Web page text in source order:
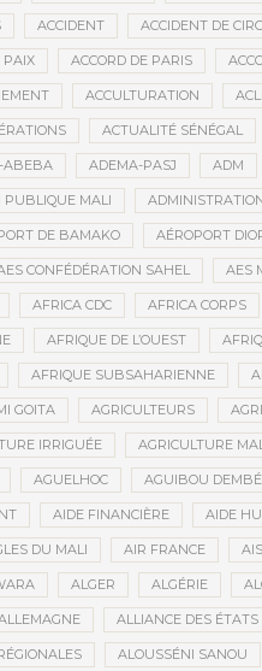
ACCIDENT ACCIDENT DE
PAIX ACCORD DE PARIS
ACCULTURATION
ACTUALITÉ SÉNÉGAL
ABEBA ADEMA-PASJ ADM
PUBLIQUE MALI
DE BAMAKO AÉROPORT
CONFÉDÉRATION SAHEL AES
AFRICA CDC AFRICA CORPS
AFRIQUE DE L’OUEST
AFRIQUE SUBSAHARIENNE
GOITA AGRICULTEURS
IRRIGUÉE AGRICULTURE
AGUELHOC AGUIBOU
AIDE FINANCIÈRE AIDE
DU MALI AIR FRANCE
ALGER ALGÉRIE
ALLIANCE DES
ALOUSSÉNI SANOU